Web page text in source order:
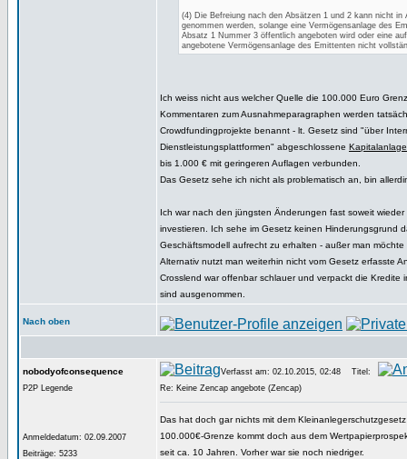
(4) Die Befreiung nach den Absätzen 1 und 2 kann nicht in
genommen werden, solange eine Vermögensanlage des
Absatz 1 Nummer 3 öffentlich angeboten wird oder eine
angebotene Vermögensanlage des Emittenten nicht
Ich weiss nicht aus welcher Quelle die 100.000 Euro
Kommentaren zum Ausnahmeparagraphen werden
Crowdfundingprojekte benannt - lt. Gesetz sind "über
Dienstleistungsplattformen" abgeschlossene
bis 1.000 € mit geringeren Auflagen verbunden.
Das Gesetz sehe ich nicht als problematisch an, bin
Ich war nach den jüngsten Änderungen fast soweit
investieren. Ich sehe im Gesetz keinen Hinderungsgrund
Geschäftsmodell aufrecht zu erhalten - außer man
Alternativ nutzt man weiterhin nicht vom Gesetz erfasste
Crosslend war offenbar schlauer und verpackt die Kredite
sind ausgenommen.
Nach oben
nobodyofconsequence
P2P Legende
Anmeldedatum: 02.09.2007
Beiträge: 5233
Verfasst am: 02.10.2015, 02:48
Titel:
Re: Keine Zencap angebote (Zencap)
Das hat doch gar nichts mit dem
100.000€-Grenze kommt doch aus dem
seit ca. 10 Jahren. Vorher war sie noch niedriger.